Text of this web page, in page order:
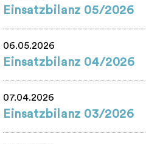
Einsatzbilanz 05/2026
06.05.2026
Einsatzbilanz 04/2026
07.04.2026
Einsatzbilanz 03/2026